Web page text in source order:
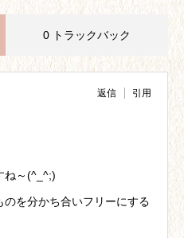
0 トラックバック
返信 引用
ね～(^_^;)
を分かち合いフリーにする